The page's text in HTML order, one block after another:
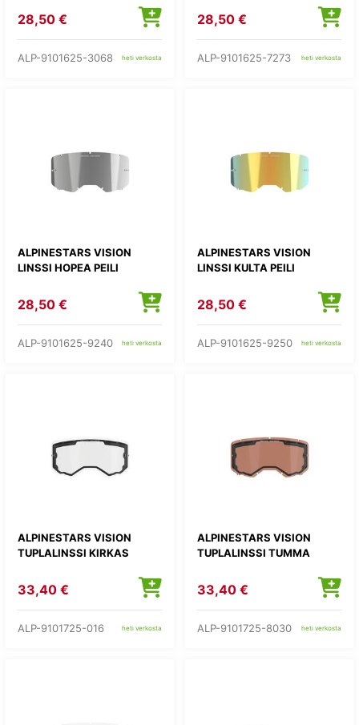
28,50 €
ALP-9101625-3068 heti verkosta
28,50 €
ALP-9101625-7273 heti verkosta
ALPINESTARS VISION
LINSSI HOPEA PEILI
28,50 €
ALP-9101625-9240 heti verkosta
ALPINESTARS VISION
LINSSI KULTA PEILI
28,50 €
ALP-9101625-9250 heti verkosta
ALPINESTARS VISION
TUPLALINSSI KIRKAS
33,40 €
ALP-9101725-016 heti verkosta
ALPINESTARS VISION
TUPLALINSSI TUMMA
33,40 €
ALP-9101725-8030 heti verkosta